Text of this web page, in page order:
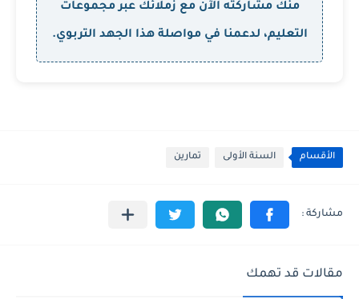
منك مشاركته الآن مع زملائك عبر مجموعات
التعليم، لدعمنا في مواصلة هذا الجهد التربوي.
الأقسام السنة الأولى تمارين
مقالات قد تهمك